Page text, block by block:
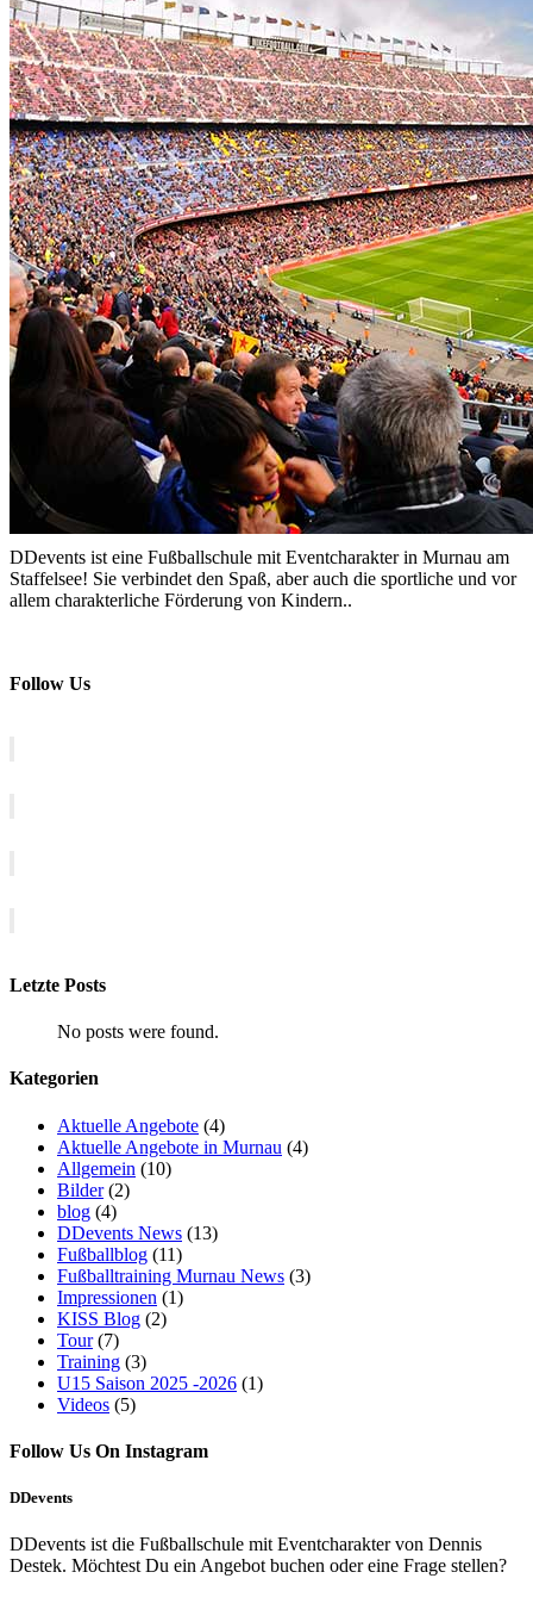
DDevents ist eine Fußballschule mit Eventcharakter in Murnau am
Staffelsee! Sie verbindet den Spaß, aber auch die sportliche und vor
allem charakterliche Förderung von Kindern..
Follow Us
Letzte Posts
No posts were found.
Kategorien
Aktuelle Angebote (4)
Aktuelle Angebote in Murnau (4)
Allgemein (10)
Bilder(2)
blog (4)
DDevents News (13)
Fußballblog (11)
Fußballtraining Murnau News (3)
Impressionen (1)
KISS Blog (2)
Tour(7)
Training (3)
U15 Saison 2025 -2026 (1)
Videos (5)
Follow Us On Instagram
DDevents
DDevents ist die Fußballschule mit Eventcharakter von Dennis
Destek. Möchtest Du ein Angebot buchen oder eine Frage stellen?